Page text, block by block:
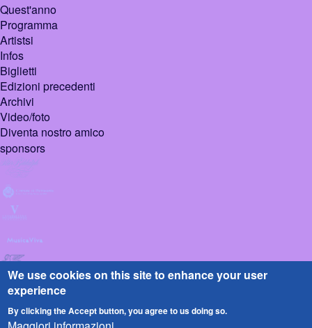
Quest'anno
Programma
Artistsi
Infos
Biglietti
Edizioni precedenti
Archivi
Video/foto
Diventa nostro amico
sponsors
We use cookies on this site to enhance your user
experience
By clicking the Accept button, you agree to us doing so.